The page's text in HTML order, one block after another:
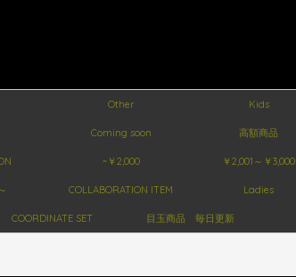
Other Kids
Coming soon 高額商品
~￥2,000 ￥2,001～￥3,000
COLLABORATION ITEM Ladies
COORDINATE SET 目玉商品 毎日更新